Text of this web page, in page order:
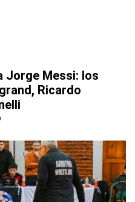
Jorge Messi: los
Ricardo